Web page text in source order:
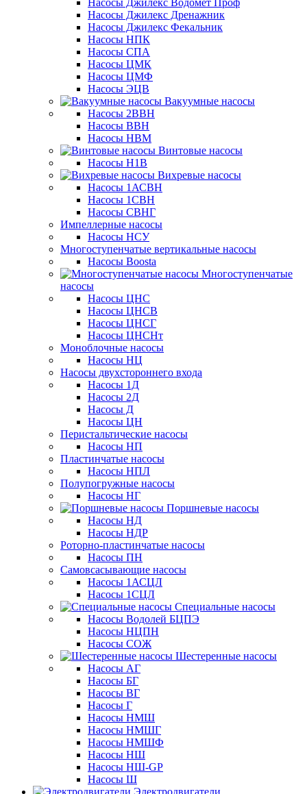
Насосы Джилекс Водомет Проф
Насосы Джилекс Дренажник
Насосы Джилекс Фекальник
Насосы НПК
Насосы СПА
Насосы ЦМК
Насосы ЦМФ
Насосы ЭЦВ
Вакуумные насосы
Насосы 2ВВН
Насосы ВВН
Насосы НВМ
Винтовые насосы
Насосы Н1В
Вихревые насосы
Насосы 1АСВН
Насосы 1СВН
Насосы СВНГ
Импеллерные насосы
Насосы НСУ
Многоступенчатые вертикальные насосы
Насосы Boosta
Многоступенчатые
насосы
Насосы ЦНС
Насосы ЦНСВ
Насосы ЦНСГ
Насосы ЦНСНт
Моноблочные насосы
Насосы НЦ
Насосы двухстороннего входа
Насосы 1Д
Насосы 2Д
Насосы Д
Насосы ЦН
Перистальтические насосы
Насосы НП
Пластинчатые насосы
Насосы НПЛ
Полупогружные насосы
Насосы НГ
Поршневые насосы
Насосы НД
Насосы НДР
Роторно-пластинчатые насосы
Насосы ПН
Самовсасывающие насосы
Насосы 1АСЦЛ
Насосы 1СЦЛ
Специальные насосы
Насосы Водолей БЦПЭ
Насосы НЦПН
Насосы СОЖ
Шестеренные насосы
Насосы АГ
Насосы БГ
Насосы ВГ
Насосы Г
Насосы НМШ
Насосы НМШГ
Насосы НМШФ
Насосы НШ
Насосы НШ-GP
Насосы Ш
Электродвигатели